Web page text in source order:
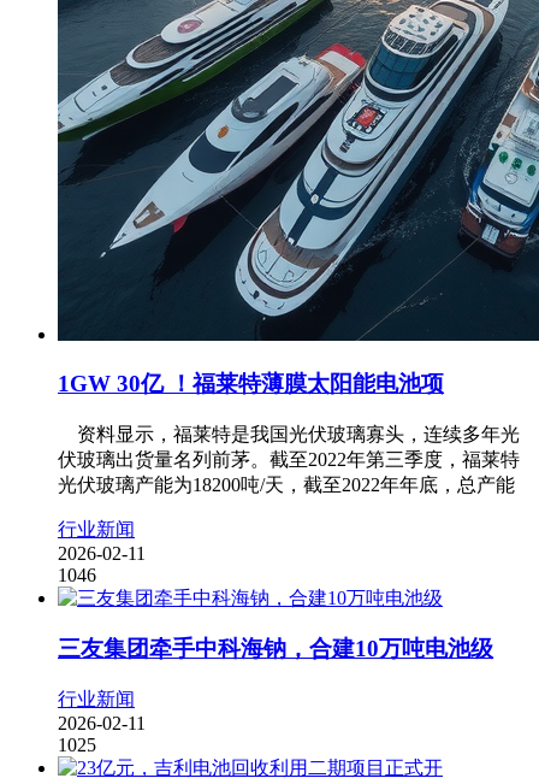
1GW 30亿 ！福莱特薄膜太阳能电池项
资料显示，福莱特是我国光伏玻璃寡头，连续多年光
伏玻璃出货量名列前茅。截至2022年第三季度，福莱特
光伏玻璃产能为18200吨/天，截至2022年年底，总产能
行业新闻
2026-02-11
1046
三友集团牵手中科海钠，合建10万吨电池级
行业新闻
2026-02-11
1025